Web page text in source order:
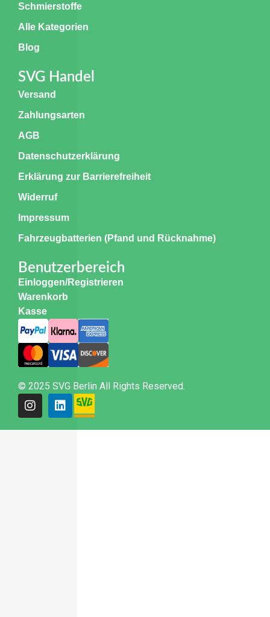
Schmierstoffe
Alle Kategorien
Blog
SVG Handel
Versand
Zahlungsarten
AGB
Datenschutzerklärung
Erklärung zur Barrierefreiheit
Widerruf
Impressum
Fahrzeugbatterien (Pfand und Rücknahme)
Benutzerbereich
Einloggen/Registrieren
Warenkorb
Kasse
© 2025 SVG Berlin All Rights Reserved.